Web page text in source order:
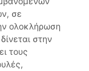
σε
ολοκλήρωση
στην
τους